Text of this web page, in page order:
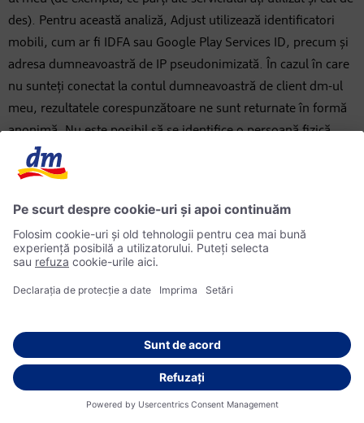
des). Pentru această analiză, Adjust utilizează identificatori
mobili, cum ar fi IDFA sau Google Play Services ID, precum și
adresa dumneavoastră de IP pseudonimizată. În cazul în care
nu sunteți conectat la contul dumneavoastră de client dm-ul
meu, rezultatele corespunzătoare ne sunt returnate în formă
anonimă. Nu este posibil să se identifice o persoană fizică.
În plus, serviciul de analiză Adjust are o interfață cu
tehnologiile de retargetare ale Criteo SA. În aplicația dm-ul
relevante, astfel încât Criteo să poată procesa informațiile de
navigare și, pe baza acestora, să afișeze publicitate adaptată
pentru dumneavoastră. În plus, instalările aplicației ne
interesează ca informații („instalări”).
context. Noi suntem responsabili pentru integrarea
evenimentelor, pentru informațiile dumneavoastră de
utilizator colectate prin intermediul acestora și pentru